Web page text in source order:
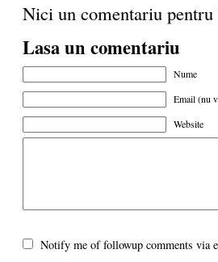
Nici un comentariu pentru
Lasa un comentariu
Nume
Email (nu
Website
Notify me of followup comments via